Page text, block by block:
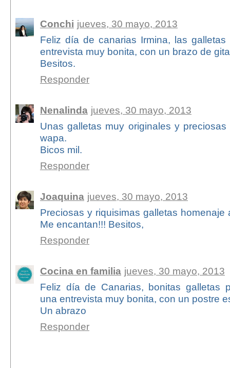
Conchi jueves, 30 mayo, 2013
Feliz día de canarias Irmina, las
entrevista muy bonita, con un brazo de
Besitos.
Responder
Nenalinda jueves, 30 mayo, 2013
Unas galletas muy originales y
wapa.
Bicos mil.
Responder
Joaquina jueves, 30 mayo, 2013
Preciosas y riquisimas galletas homenaje
Me encantan!!! Besitos,
Responder
Cocina en familia jueves, 30 mayo, 2013
Feliz día de Canarias, bonitas galletas
una entrevista muy bonita, con un postre
Un abrazo
Responder